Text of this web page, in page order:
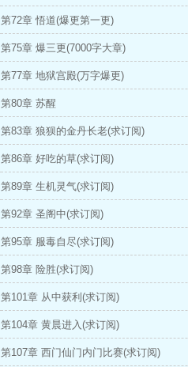
第72章 悟道(爆更第一更)
第75章 爆三更(7000字大章)
第77章 地狱宫殿(万字爆更)
第80章 苏醒
第83章 狼狈的金丹长老(求订阅)
第86章 好吃的草(求订阅)
第89章 生机灵气(求订阅)
第92章 圣阁中(求订阅)
第95章 服毒自尽(求订阅)
第98章 险胜(求订阅)
第101章 从中获利(求订阅)
第104章 黄晨进入(求订阅)
第107章 西门仙门内门比赛(求订阅)